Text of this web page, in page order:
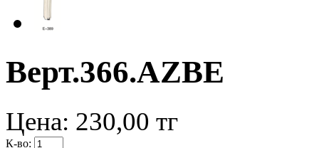
Верт.366.AZBE
Цена: 230,00 тг
К-во: